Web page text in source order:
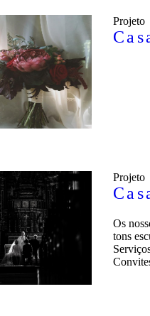
Projeto
Projeto
Os
tons